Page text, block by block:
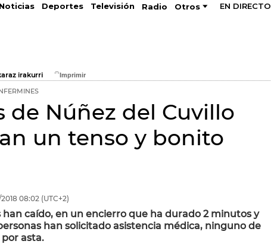
Noticias Deportes Televisión Radio Otros EN DIRECTO
irakurri
de Núñez del Cuvillo
un tenso y bonito
201808:02 (UTC+2)
caído, en un encierro que ha durado 2 minutos y
han solicitado asistencia médica, ninguno de
asta.